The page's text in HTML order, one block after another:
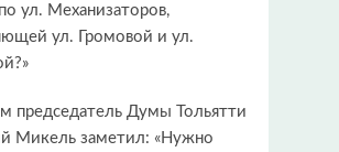
ул. Механизаторов,
ул. Громовой и ул.
председатель Думы Тольятти
Микель заметил: «Нужно